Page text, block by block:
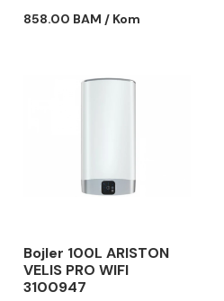
858.00 BAM / Kom
Bojler 100L ARISTON
VELIS PRO WIFI
3100947